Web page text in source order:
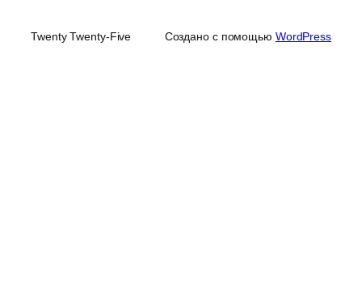
Twenty Twenty-Five Создано с помощью WordPress